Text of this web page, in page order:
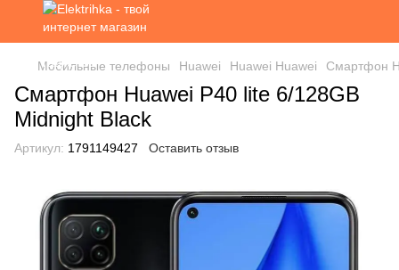
Мобильные телефоны Huawei Huawei Huawei Смартфон
Смартфон Huawei P40 lite 6/128GB
Midnight Black
Артикул: 1791149427 Оставить отзыв